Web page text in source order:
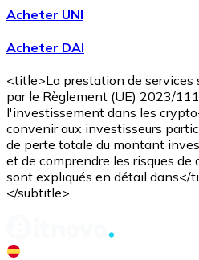
Acheter UNI
Acheter DAI
<title>La prestation de services
par le Règlement (UE) 2023/
l'investissement dans les
convenir aux investisseurs
de perte totale du montant
et de comprendre les risques
sont expliqués en détail dans</
</subtitle>